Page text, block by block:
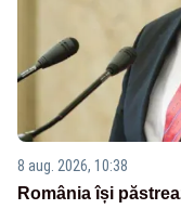
8 aug. 2026, 10:38
România își